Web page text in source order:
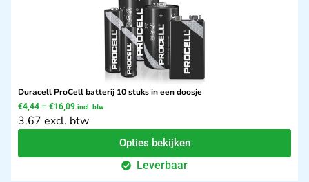
Duracell ProCell batterij 10 stuks in een doosje
€4,44 – €16,09 incl. btw
3.67 excl. btw
Opties bekijken
Leverbaar